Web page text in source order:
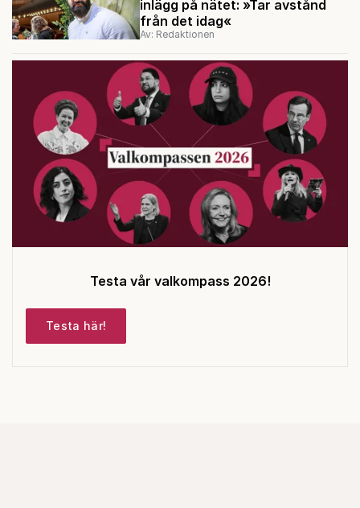
inlägg på nätet: »Tar avstånd
från det idag«
Av: Redaktionen
Testa vår valkompass 2026!
Testa här!